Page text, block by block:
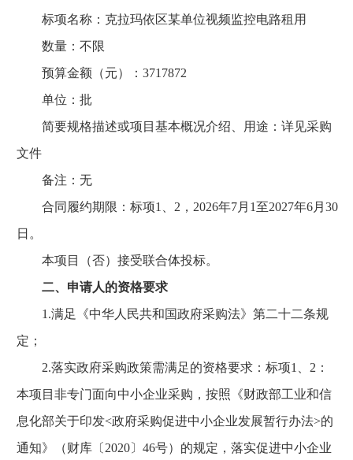
标项名称：克拉玛依区某单位视频监控电路租用
数量：不限
预算金额（元）：3717872
单位：批
简要规格描述或项目基本概况介绍、用途：详见采购
文件
备注：无
合同履约期限：标项1、2，2026年7月1至2027年6月30
日。
本项目（否）接受联合体投标。
二、申请人的资格要求
1.满足《中华人民共和国政府采购法》第二十二条规
定；
2.落实政府采购政策需满足的资格要求：标项1、2：
本项目非专门面向中小企业采购，按照《财政部工业和信
息化部关于印发<政府采购促进中小企业发展暂行办法>的
通知》（财库〔2020〕46号）的规定，落实促进中小企业